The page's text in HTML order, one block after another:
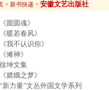
> 新书快递 > 安徽文艺出版社
《圆圆魂》
《暖若春风》
《我不认识你》
《傩神》
徐坤文集
《嫦娥之梦》
“新力量”文丛外国文学系列